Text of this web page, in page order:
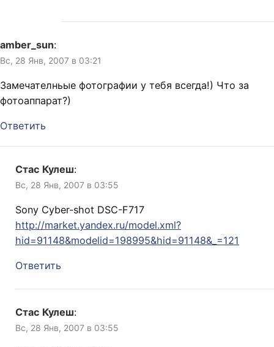
amber_sun:
Вс, 28 Янв, 2007 в 03:21
Замечателньые фотографии у тебя всегда!) Что за
фотоаппарат?)
Ответить
Стас Кулеш:
Вс, 28 Янв, 2007 в 03:55
Sony Cyber-shot DSC-F717
http://market.yandex.ru/model.xml?
hid=91148&modelid=198995&hid=91148&_=121
Ответить
Стас Кулеш:
Вс, 28 Янв, 2007 в 03:55